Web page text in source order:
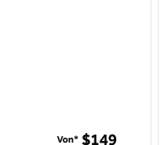
Von* $149